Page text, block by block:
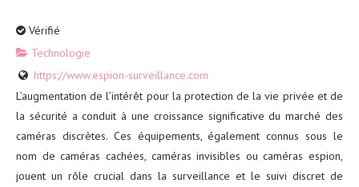
Vérifié
Technologie
https://www.espion-surveillance.com
L’augmentation de l’intérêt pour la protection de la vie privée et de
la sécurité a conduit à une croissance significative du marché des
caméras discrètes. Ces équipements, également connus sous le
nom de caméras cachées, caméras invisibles ou caméras espion,
jouent un rôle crucial dans la surveillance et le suivi discret de